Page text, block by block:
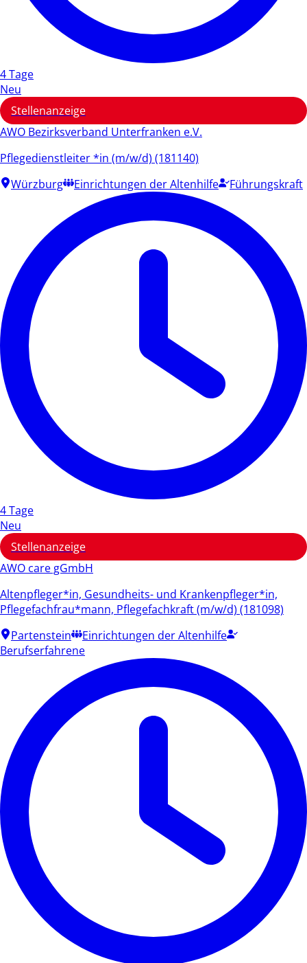
4 Tage
Neu
Stellenanzeige
AWO Bezirksverband Unterfranken e.V.
Pflegedienstleiter *in (m/w/d) (181140)
Würzburg
Einrichtungen der Altenhilfe Führungskraft
4 Tage
Neu
Stellenanzeige
AWO care gGmbH
Altenpfleger*in, Gesundheits- und Krankenpfleger*in,
Pflegefachfrau*mann, Pflegefachkraft (m/w/d) (181098)
Partenstein
Einrichtungen der Altenhilfe
Berufserfahrene